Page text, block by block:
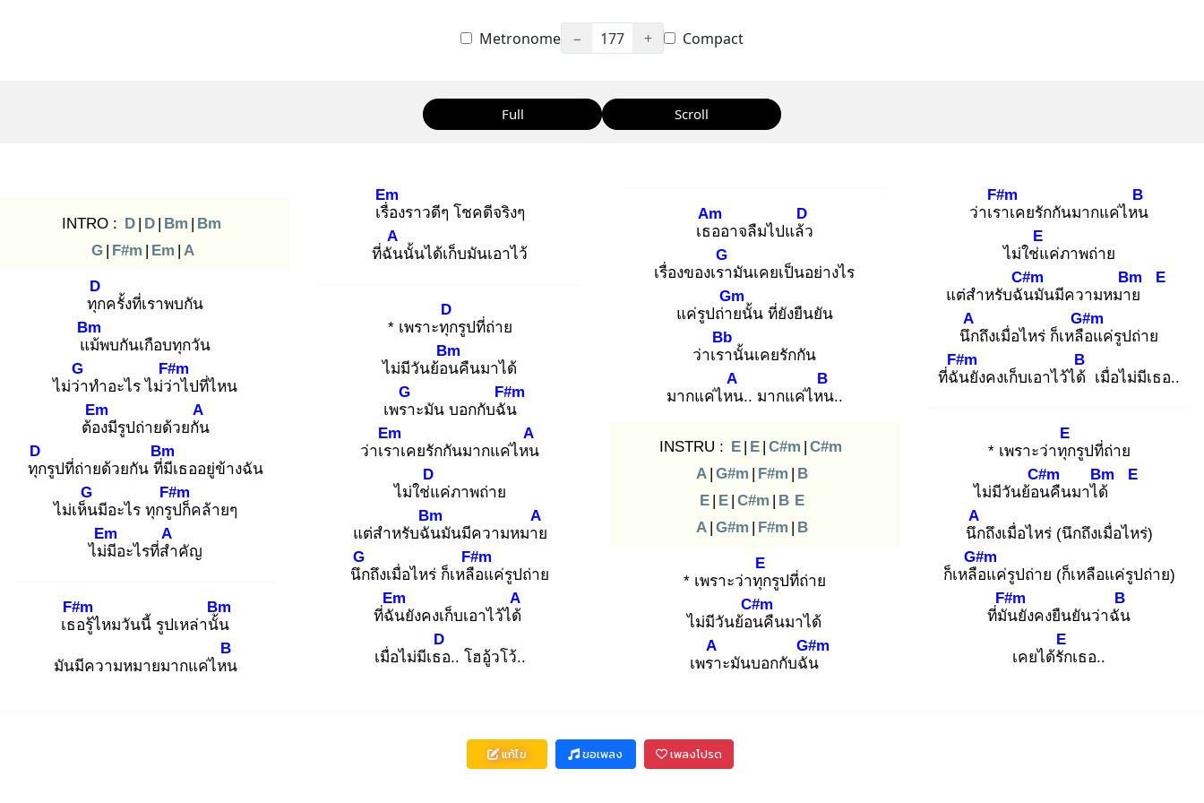
Metronome − 177 + Compact
Full Scroll
INTRO : D | D | Bm | Bm
G | F#m | Em | A
ทุก
D
ครั้งที่เราพบกัน
แม้
Bm
พบกันเกือบทุกวัน
ไม่ว่า
G
ทำอะไร ไม่ว่า
F#m
ไปที่ไหน
ต้อง
Em
มีรูปถ่ายด้วยกัน
A
ทุก
D
รูปที่ถ่ายด้วยกัน ที่มี
Bm
เธออยู่ข้างฉัน
ไม่เห็น
G
มีอะไร ทุกรูป
F#m
ก็คล้ายๆ
ไม่มี
Em
อะไรที่สำ
A
คัญ
เธอ
F#m
รู้ไหมวันนี้ รูปเหล่านั้น
Bm
มันมีความหมายมากแค่ไหน
B
เรื่อ
Em
งราวดีๆ โชคดีจริงๆ
ที่ฉัน
A
นั้นได้เก็บมันเอาไว้
* เพราะทุก
D
รูปที่ถ่าย
ไม่มีวันย้อน
Bm
คืนมาได้
เพรา
G
ะมัน บอกกับฉัน
F#m
ว่าเรา
Em
เคยรักกันมากแค่ไหน
A
ไม่ใช่แ
D
ค่ภาพถ่าย
แต่สำหรับฉัน
Bm
มันมีความหมาย
A
นึก
G
ถึงเมื่อไหร่ ก็เหลือ
F#m
แค่รูปถ่าย
ที่ฉัน
Em
ยังคงเก็บเอาไว้ได้
A
เมื่อไม่มีเธอ
D
.. โฮอู้วโว้..
เธอ
Am
อาจลืมไปแล้ว
D
เรื่องของเรา
G
มันเคยเป็นอย่างไร
แค่รูปถ่าย
Gm
นั้น ที่ยังยืนยัน
ว่าเรา
Bb
นั้นเคยรักกัน
มากแค่ไหน
A
.. มากแค่ไหน
B
..
INSTRU : E | E | C#m | C#m
A | G#m | F#m | B
E | E | C#m | B E
A | G#m | F#m | B
* เพราะว่าทุก
E
รูปที่ถ่าย
ไม่มีวันย้อน
C#m
คืนมาได้
เพรา
A
ะมันบอกกับฉัน
G#m
ว่าเรา
F#m
เคยรักกันมากแค่ไหน
B
ไม่ใช่แ
E
ค่ภาพถ่าย
แต่สำหรับฉัน
C#m
มันมีความหมาย
Bm E
นึก
A
ถึงเมื่อไหร่ ก็เหลือ
G#m
แค่รูปถ่าย
ที่ฉัน
F#m
ยังคงเก็บเอาไว้ได้
B
เมื่อไม่มีเธอ..
* เพราะว่าทุก
E
รูปที่ถ่าย
ไม่มีวันย้อน
C#m
คืนมาได้
Bm E
นึก
A
ถึงเมื่อไหร่ (นึกถึงเมื่อไหร่)
ก็เหลือ
G#m
แค่รูปถ่าย (ก็เหลือแค่รูปถ่าย)
ที่มัน
F#m
ยังคงยืนยันว่าฉัน
B
เคยได้รัก
E
เธอ..
แก้ไข ขอเพลง เพลงโปรด